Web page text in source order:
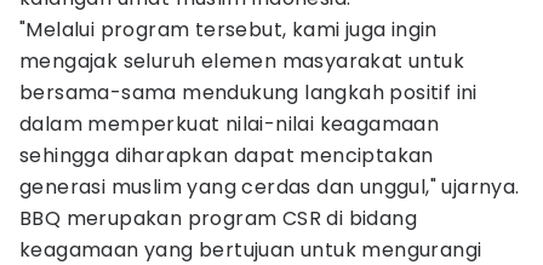
"Melalui program tersebut, kami juga ingin
mengajak seluruh elemen masyarakat untuk
bersama-sama mendukung langkah positif ini
dalam memperkuat nilai-nilai keagamaan
sehingga diharapkan dapat menciptakan
generasi muslim yang cerdas dan unggul," ujarnya.
BBQ merupakan program CSR di bidang
keagamaan yang bertujuan untuk mengurangi